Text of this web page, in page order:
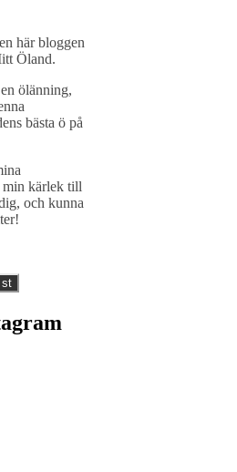
här bloggen
Öland.
ölänning,
bästa ö på
min kärlek till
och kunna